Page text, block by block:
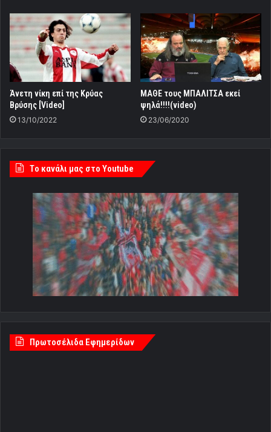
Άνετη νίκη επί της Κρύας
Βρύσης [Video]
13/10/2022
ΜΑΘΕ τους ΜΠΑΛΙΤΣΑ εκεί
ψηλά!!!!(video)
23/06/2020
Tο κανάλι μας στο Youtube
Πρωτοσέλιδα Εφημερίδων